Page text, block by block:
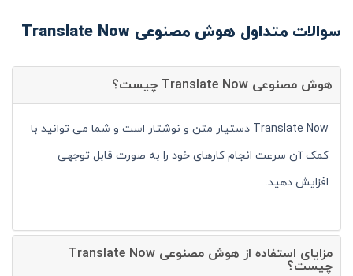
سوالات متداول هوش مصنوعی Translate Now
هوش مصنوعی Translate Now چیست؟
Translate Now دستیار متن و نوشتار است و شما می توانید با
کمک آن سرعت انجام کارهای خود را به صورت قابل توجهی
افزایش دهید.
مزایای استفاده از هوش مصنوعی Translate Now
چیست؟